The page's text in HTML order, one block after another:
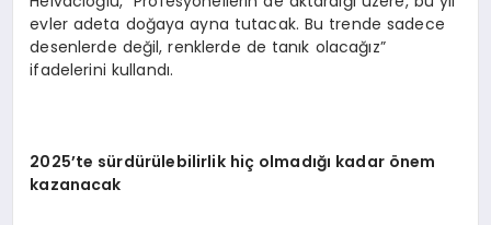
evler adeta doğaya ayna tutacak. Bu trende sadece
desenlerde değil, renklerde de tanık olacağız”
ifadelerini kullandı.
2025’te sürdürülebilirlik hiç olmadığı kadar önem
kazanacak